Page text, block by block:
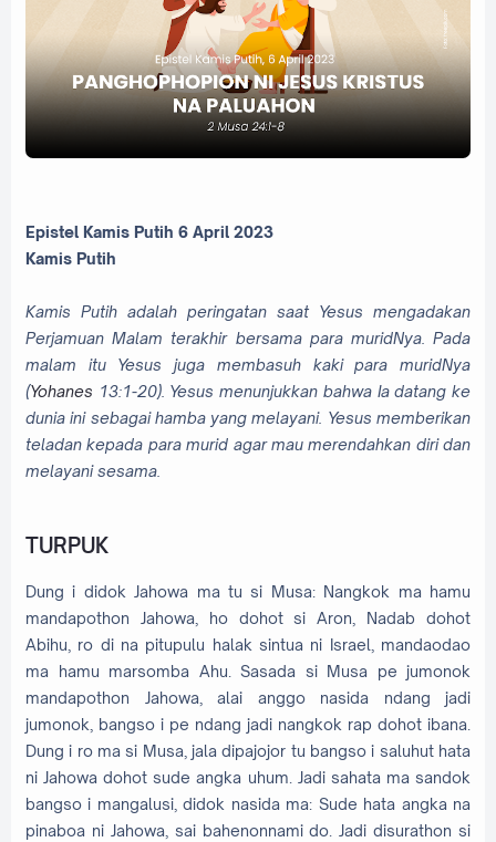
Epistel Kamis Putih 6 April 2023
Kamis Putih
Kamis Putih adalah peringatan saat Yesus mengadakan
Perjamuan Malam terakhir bersama para muridNya. Pada
malam itu Yesus juga membasuh kaki para muridNya
(Yohanes 13:1-20). Yesus menunjukkan bahwa Ia datang ke
dunia ini sebagai hamba yang melayani. Yesus memberikan
teladan kepada para murid agar mau merendahkan diri dan
melayani sesama.
TURPUK
Dung i didok Jahowa ma tu si Musa: Nangkok ma hamu
mandapothon Jahowa, ho dohot si Aron, Nadab dohot
Abihu, ro di na pitupulu halak sintua ni Israel, mandaodao
ma hamu marsomba Ahu. Sasada si Musa pe jumonok
mandapothon Jahowa, alai anggo nasida ndang jadi
jumonok, bangso i pe ndang jadi nangkok rap dohot ibana.
Dung i ro ma si Musa, jala dipajojor tu bangso i saluhut hata
ni Jahowa dohot sude angka uhum. Jadi sahata ma sandok
bangso i mangalusi, didok nasida ma: Sude hata angka na
pinaboa ni Jahowa, sai bahenonnami do. Jadi disurathon si